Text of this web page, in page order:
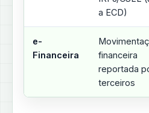
a ECD)
e-
Financeira
financeira
reportada
terceiros